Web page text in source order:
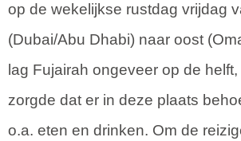
op de wekelijkse rustdag vrijdag
(Dubai/Abu Dhabi) naar oost
lag Fujairah ongeveer op de
zorgde dat er in deze plaats
o.a. eten en drinken. Om de